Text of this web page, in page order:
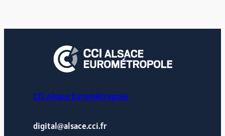
CCI Alsace Eurométropole
digital@alsace.cci.fr